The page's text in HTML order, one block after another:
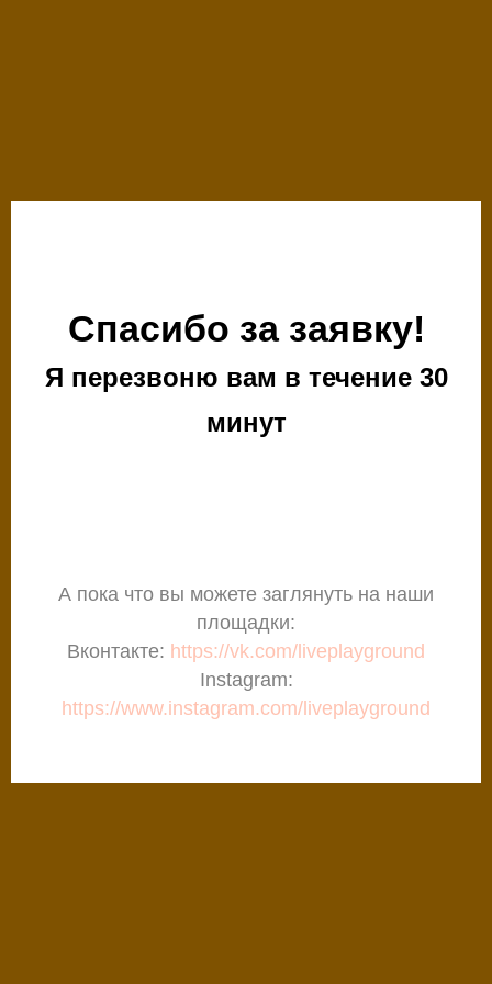
Спасибо за заявку!
Я перезвоню вам в течение 30
минут
А пока что вы можете заглянуть на наши
площадки:
Вконтакте: https://vk.com/liveplayground
Instagram:
https://www.instagram.com/liveplayground